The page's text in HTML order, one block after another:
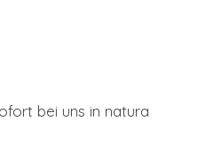
bei uns in natura